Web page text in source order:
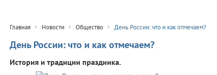
Главная Новости Общество День России: что и как отмечаем?
День России: что и как отмечаем?
История и традиции праздника.